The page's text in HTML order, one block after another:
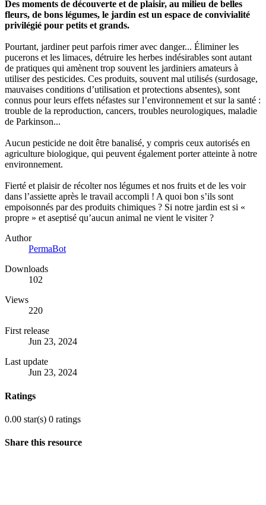
Des moments de découverte et de plaisir, au milieu de belles
fleurs, de bons légumes, le jardin est un espace de convivialité
privilégié pour petits et grands.
Pourtant, jardiner peut parfois rimer avec danger... Éliminer les
pucerons et les limaces, détruire les herbes indésirables sont autant
de pratiques qui amènent trop souvent les jardiniers amateurs à
utiliser des pesticides. Ces produits, souvent mal utilisés (surdosage,
mauvaises conditions d’utilisation et protections absentes), sont
connus pour leurs effets néfastes sur l’environnement et sur la santé :
trouble de la reproduction, cancers, troubles neurologiques, maladie
de Parkinson...
Aucun pesticide ne doit être banalisé, y compris ceux autorisés en
agriculture biologique, qui peuvent également porter atteinte à notre
environnement.
Fierté et plaisir de récolter nos légumes et nos fruits et de les voir
dans l’assiette après le travail accompli ! A quoi bon s’ils sont
empoisonnés par des produits chimiques ? Si notre jardin est si «
propre » et aseptisé qu’aucun animal ne vient le visiter ?
Author
PermaBot
Downloads
102
Views
220
First release
Jun 23, 2024
Last update
Jun 23, 2024
Ratings
0.00 star(s) 0 ratings
Share this resource